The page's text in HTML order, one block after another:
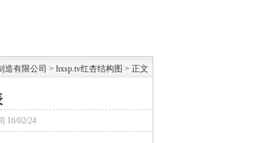
造有限公司 > hxsp.tv红杏结构图 > 正文
16/02/24